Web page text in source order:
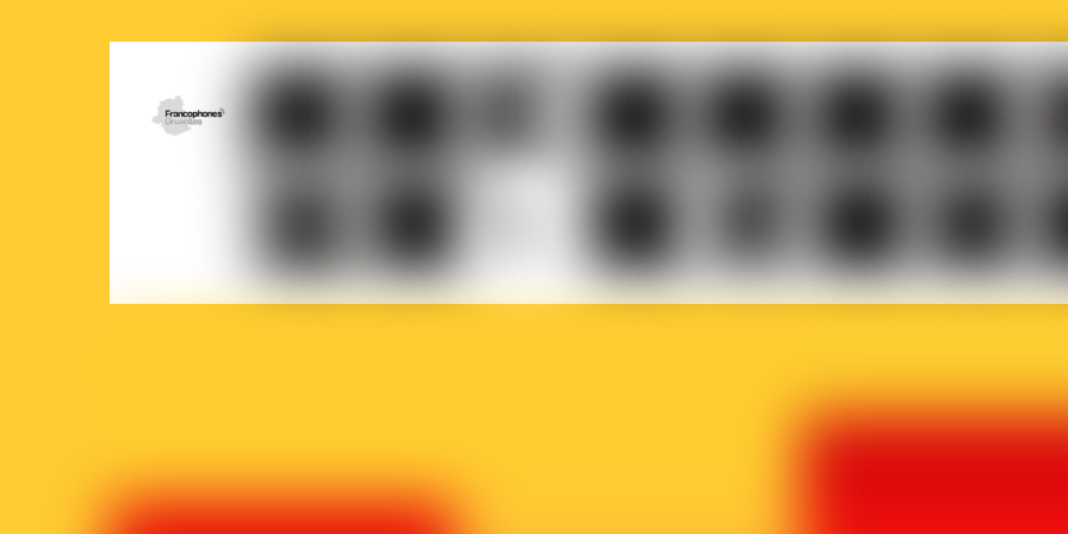
COCOF
Wallonie-
nationalede
francophone
bruxellois
Circuit
PremièreVif
27
Off